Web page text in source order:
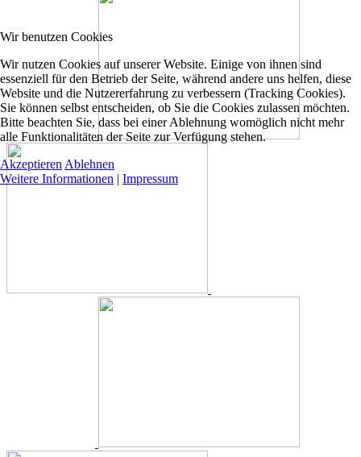
Wir benutzen Cookies
Wir nutzen Cookies auf unserer Website. Einige von ihnen sind
essenziell für den Betrieb der Seite, während andere uns helfen, diese
Website und die Nutzererfahrung zu verbessern (Tracking Cookies).
Sie können selbst entscheiden, ob Sie die Cookies zulassen möchten.
Bitte beachten Sie, dass bei einer Ablehnung womöglich nicht mehr
alle Funktionalitäten der Seite zur Verfügung stehen.
Akzeptieren Ablehnen
Weitere Informationen | Impressum